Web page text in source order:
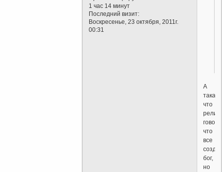
1 час 14 минут
Последний визит:
Воскресенье, 23 октября, 2011г.
00:31
А
такая
что
что
все
бог,
но